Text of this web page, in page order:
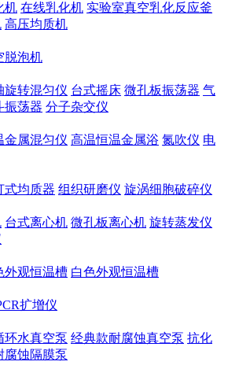
机 在线乳化机 实验室真空乳化反应釜
高压均质机
脱泡机
旋转混匀仪 台式摇床 微孔板振荡器 气
振荡器 分子杂交仪
金属混匀仪 高温恒温金属浴 氮吹仪 电
式均质器 组织研磨仪 旋涡细胞破碎仪
台式离心机 微孔板离心机 旋转蒸发仪
外观恒温槽 白色外观恒温槽
扩增仪
环水真空泵 经典款耐腐蚀真空泵 抗化
腐蚀隔膜泵